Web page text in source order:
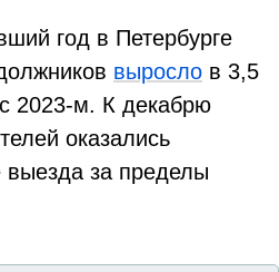
год в Петербурге
выросло в 3,5
2023-м. К декабрю
оказались
выезда за пределы